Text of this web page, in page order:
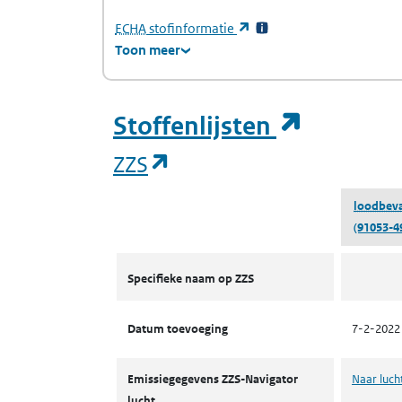
ECHA(Europees Agentschap voor chemische
stofinformatie
(opent in een nieuw
Toon meer
Stoffenlijsten
ZZS
(91053-
Specifieke naam op ZZS
Datum toevoeging 7-2-2022
Emissiegegevens ZZS-Navigator
Naar